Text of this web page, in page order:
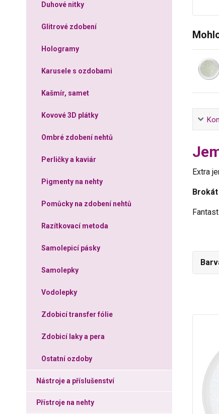
Duhové nitky
Glitrové zdobení
Hologramy
Karusele s ozdobami
Kašmír, samet
Kovové 3D plátky
Ombré zdobení nehtů
Perličky a kaviár
Pigmenty na nehty
Pomůcky na zdobení nehtů
Razítkovací metoda
Samolepicí pásky
Samolepky
Vodolepky
Zdobicí transfer fólie
Zdobicí laky a pera
Ostatní ozdoby
Nástroje a příslušenství
Přístroje na nehty
Extra
Brokát